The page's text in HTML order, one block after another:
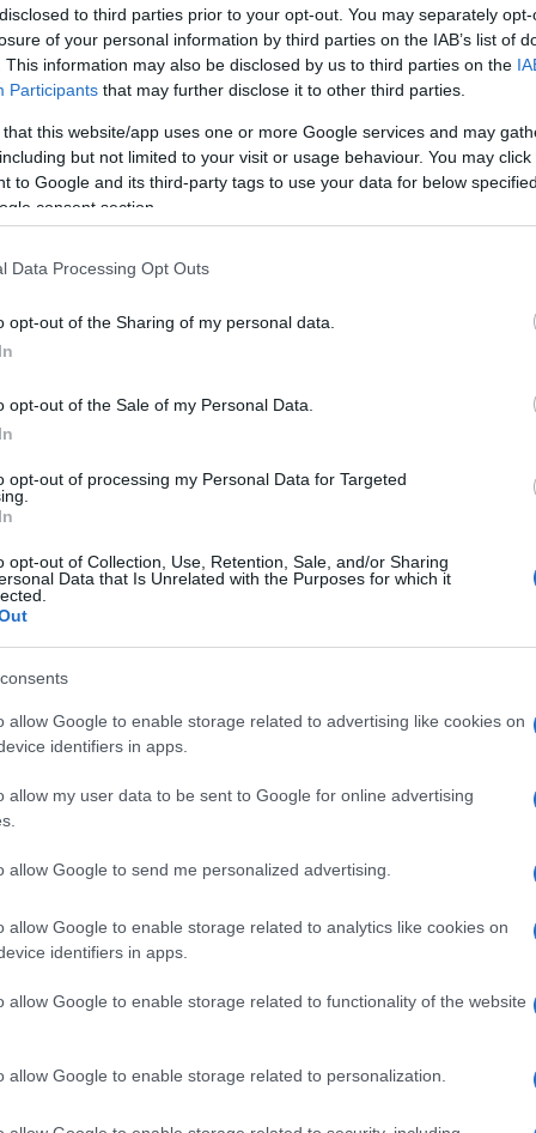
to third parties prior to your opt-out. You may separately
of your personal information by third parties on the IAB’s list of
This information may also be disclosed by us to third parties on the
Participants that may further disclose it to other third parties.
that this website/app uses one or more Google services and may
but not limited to your visit or usage behaviour. You may
to Google and its third-party tags to use your data for below
consent section.
Data Processing Opt Outs
opt-out of the Sharing of my personal data.
opt-out of the Sale of my Personal Data.
opt-out of processing my Personal Data for Targeted
opt-out of Collection, Use, Retention, Sale, and/or Sharing
Data that Is Unrelated with the Purposes for which it
allow Google to enable storage related to advertising like cookies on
identifiers in apps.
allow my user data to be sent to Google for online advertising
allow Google to send me personalized advertising.
allow Google to enable storage related to analytics like cookies on
identifiers in apps.
allow Google to enable storage related to functionality of the website
allow Google to enable storage related to personalization.
Εξαγοράζει
ΗΛΕΚΤΩΡ και
ΔΕΗ: Ισχυρή ανάπτυξη στο α΄
εξάμηνο 2026 με
προσαρμοσμένο EBITDA στα
Γιαγλής
75 εκατ.
KG Mobility
18.990 ευρώ
με τέσσερις συμπατριώτες τους στη Μύκονο
(pic)
Cenergy Holdings: Άνοδος